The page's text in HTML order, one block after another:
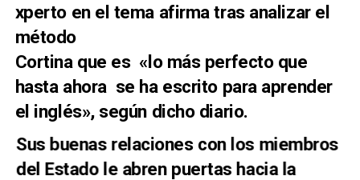
xperto en el tema afirma tras analizar el
método
Cortina que es «lo más perfecto que
hasta ahora se ha escrito para aprender
el inglés», según dicho diario.
Sus buenas relaciones con los miembros
del Estado le abren puertas hacia la